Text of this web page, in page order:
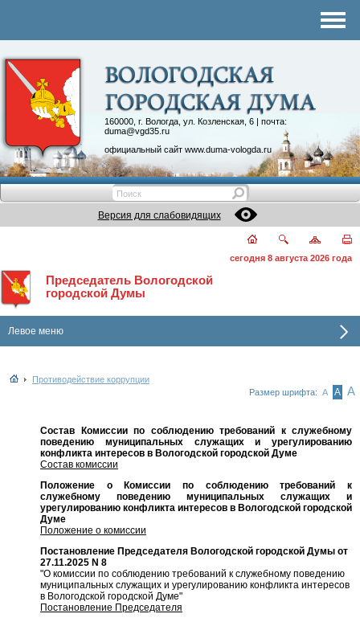
160000, г. Вологда, ул. Козленская, 6 | почта:
duma@vgd35.ru
официальный сайт www.duma-vologda.ru
Контакты
Депутатские объединения
Версия для слабовидящих
сегодня 8 августа 2026 года
Председатель Вологодской
городской Думы
Левое меню
Противодействие коррупции
Размер шрифта: А А А
Состав Комиссии по соблюдению требований к служебному
поведению муниципальных служащих и урегулированию
конфликта интересов в Вологодской городской Думе
Состав комиссии
Положение о Комиссии по соблюдению требований к
служебному поведению муниципальных служащих и
урегулированию конфликта интересов в Вологодской городской
Думе
Положение о комиссии
Постановление Председателя Вологодской городской Думы от
27.11.2025 N 8
"О комиссии по соблюдению требований к служебному поведению
муниципальных служащих и урегулированию конфликта интересов
в Вологодской городской Думе"
Постановление Председателя